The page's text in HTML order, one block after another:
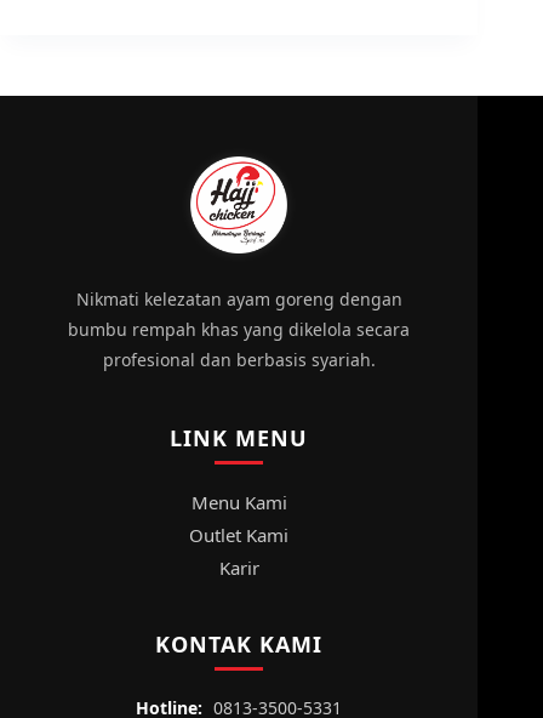
Nikmati kelezatan ayam goreng dengan
bumbu rempah khas yang dikelola secara
profesional dan berbasis syariah.
LINK MENU
Menu Kami
Outlet Kami
Karir
KONTAK KAMI
Hotline: 0813-3500-5331